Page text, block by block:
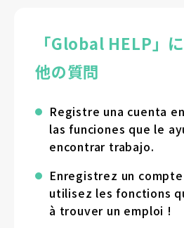
「Global HELP」
他の質問
Registre una cuenta
las funciones que le
encontrar trabajo.
Enregistrez un
utilisez les fonctions
à trouver un emploi !